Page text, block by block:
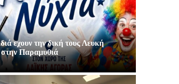
εχουν την δική τους Λευκή
Παραμυθιά